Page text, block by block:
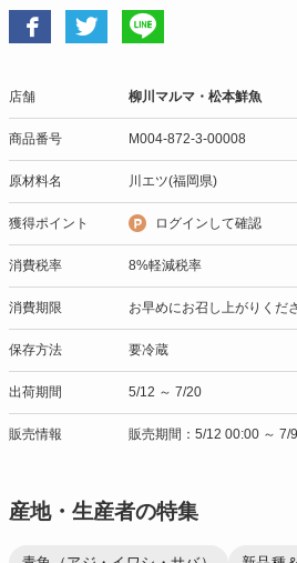
店舗 柳川マルマ・松本鮮魚
商品番号 M004-872-3-00008
原材料名 川エツ(福岡県)
獲得ポイント ログインして確認
消費税率 8%軽減税率
消費期限 お早めにお召し上がりくだ
保存方法 要冷蔵
出荷期間 5/12 ～ 7/20
販売情報 販売期間：5/12 00:00 ～ 7/
産地・生産者の特集